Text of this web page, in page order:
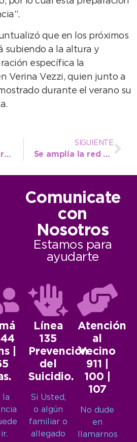
que en los próximos
subiendo a la altura y
específica la
Verina Vezzi, quien junto a
durante el verano su
El intendente participó del inicio del ciclo lectivo en la Secundaria Nº 12 de Claraz
SIGUIENTE
Se amplía la red cloacal en calle 85 y se fortalece la infraestructura sanitaria del distrito
Comunicate
con
Nosotros
Estamos para
ayudarte
|
la
Línea
135
Prevención
del
Suicidio.
Si Usted,
o algún
familiar o
allegado
Atención
al
Vecino
911 |
100 |
107
No dude
en
llamarnos